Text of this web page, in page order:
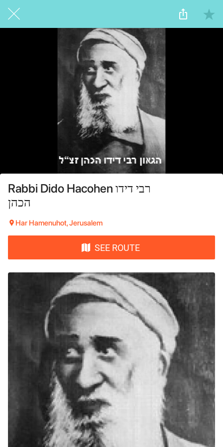
Rabbi Dido Hacohen רבי דידו
הכהן
Har Hamenuhot, Jerusalem
SEE ROUTE